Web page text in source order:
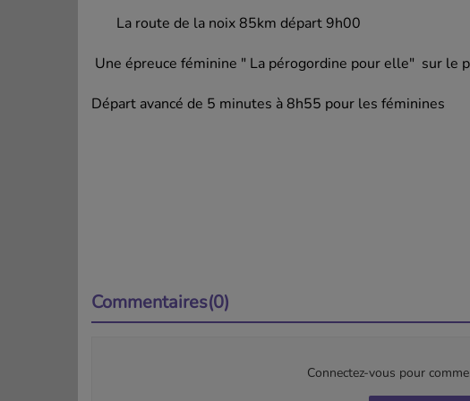
La route de la noix 85km départ 9h00
Une épreuce féminine " La pérogordine pour elle" sur le
Départ avancé de 5 minutes à 8h55 pour les féminines
Commentaires(0)
Connectez-vous pour